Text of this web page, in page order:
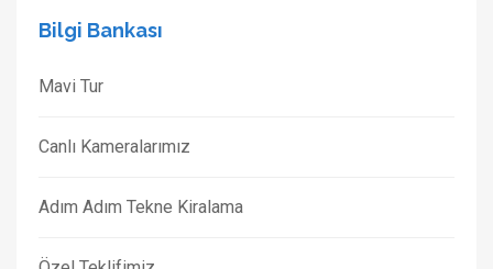
Bilgi Bankası
Mavi Tur
Canlı Kameralarımız
Adım Adım Tekne Kiralama